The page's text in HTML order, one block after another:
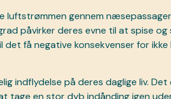
luftstrømmen gennem
påvirker deres evne til at spise og
få negative konsekvenser for ikke
indflydelse på deres daglige liv. Det
tage en stor dyb indånding igen